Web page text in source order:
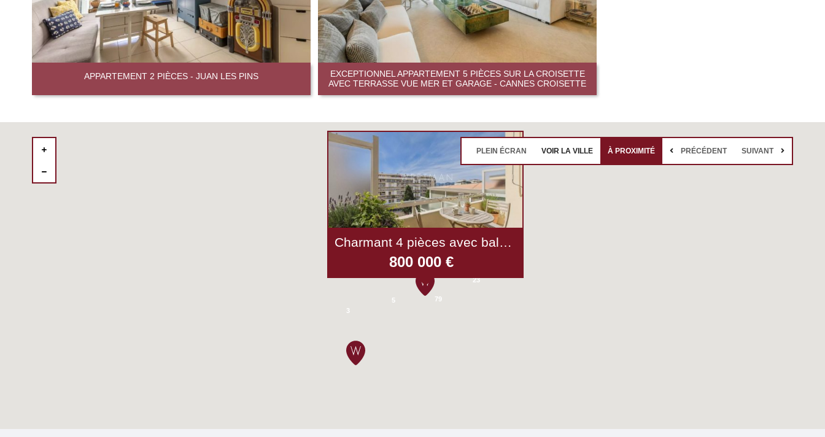
APPARTEMENT 2 PIÈCES - JUAN LES PINS
EXCEPTIONNEL APPARTEMENT 5 PIÈCES SUR LA CROISETTE
AVEC TERRASSE VUE MER ET GARAGE - CANNES CROISETTE
79
36
23
5
7
3
Charmant 4 pièces avec balcons et vues dégagées mer et collines - Cannes
800 000 €
PLEIN ÉCRAN VOIR LA VILLE À PROXIMITÉ PRÉCÉDENT SUIVANT